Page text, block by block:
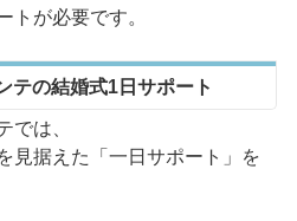
トが必要です。
テの結婚式1日サポート
では、
見据えた「一日サポート」を